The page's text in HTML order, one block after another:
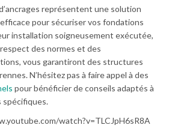
représentent une solution
pour sécuriser vos fondations
installation soigneusement exécutée,
des normes et des
vous garantiront des structures
N’hésitez pas à faire appel à des
pour bénéficier de conseils adaptés à
spécifiques.
watch?v=TLCJpH6sR8A